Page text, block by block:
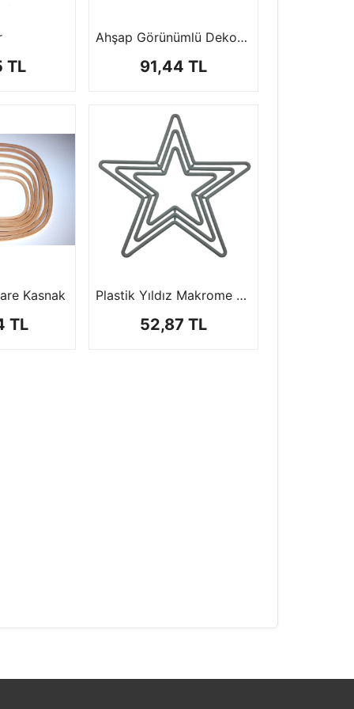
TL
Ahşap Görünümlü Dekoratif PVC Pano Kasnak
91,44 TL
Kasnak
TL
Plastik Yıldız Makrome Halkası (3'lü set)
52,87 TL